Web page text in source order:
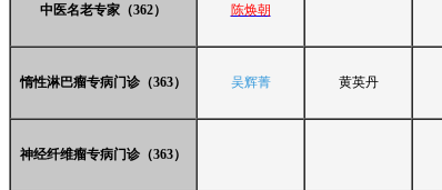
中医名老专家（362） 陈焕朝
惰性淋巴瘤专病门诊（363） 吴辉菁 黄英丹
神经纤维瘤专病门诊（363）